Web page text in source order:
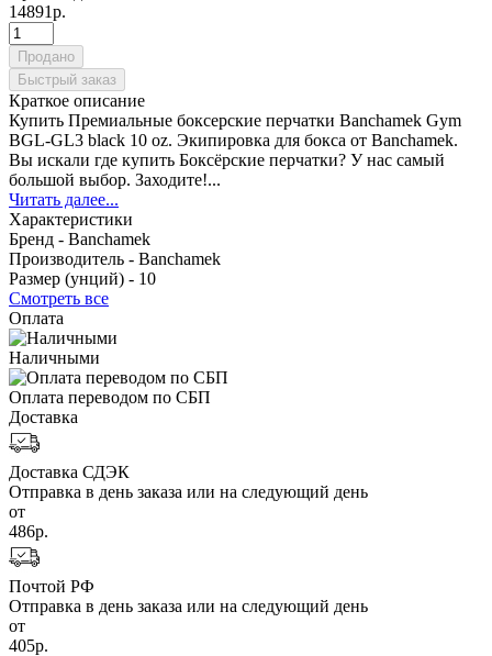
14891р.
Продано
Быстрый заказ
Краткое описание
Купить Премиальные боксерские перчатки Banchamek Gym
BGL-GL3 black 10 oz. Экипировка для бокса от Banchamek.
Вы искали где купить Боксёрские перчатки? У нас самый
большой выбор. Заходите!...
Читать далее...
Характеристики
Бренд - Banchamek
Производитель - Banchamek
Размер (унций) - 10
Смотреть все
Оплата
Наличными
Оплата переводом по СБП
Доставка
Доставка СДЭК
Отправка в день заказа или на следующий день
от
486р.
Почтой РФ
Отправка в день заказа или на следующий день
от
405р.